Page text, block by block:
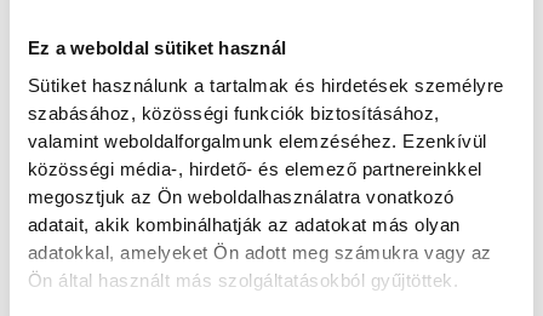
Ez a weboldal sütiket használ
Sütiket használunk a tartalmak és hirdetések személyre
szabásához, közösségi funkciók biztosításához,
valamint weboldalforgalmunk elemzéséhez. Ezenkívül
közösségi média-, hirdető- és elemező partnereinkkel
megosztjuk az Ön weboldalhasználatra vonatkozó
adatait, akik kombinálhatják az adatokat más olyan
adatokkal, amelyeket Ön adott meg számukra vagy az
Ön által használt más szolgáltatásokból gyűjtöttek.
Jeruzsálemhegy
Magyar Irodalomtörténeti Társaság
Endrődi Sándor
Heiter Sándor